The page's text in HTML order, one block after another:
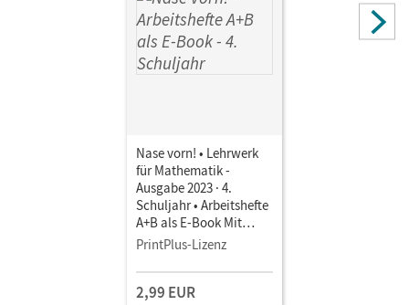
Nase vorn! • Lehrwerk
für Mathematik -
Ausgabe 2023 · 4.
Schuljahr • Arbeitshefte
A+B als E-Book Mit
Medien
PrintPlus-Lizenz
2,99 EUR